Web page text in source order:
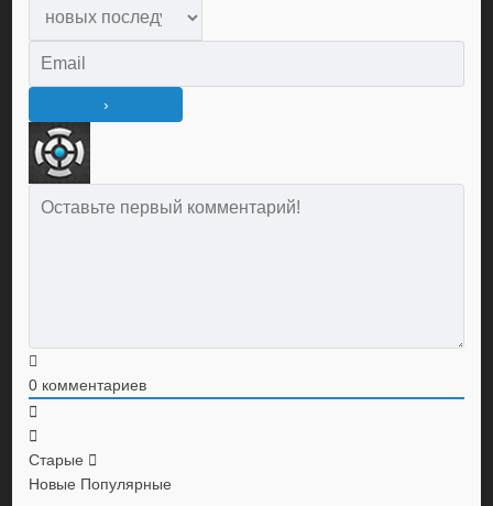
0 комментариев
Старые
Новые Популярные